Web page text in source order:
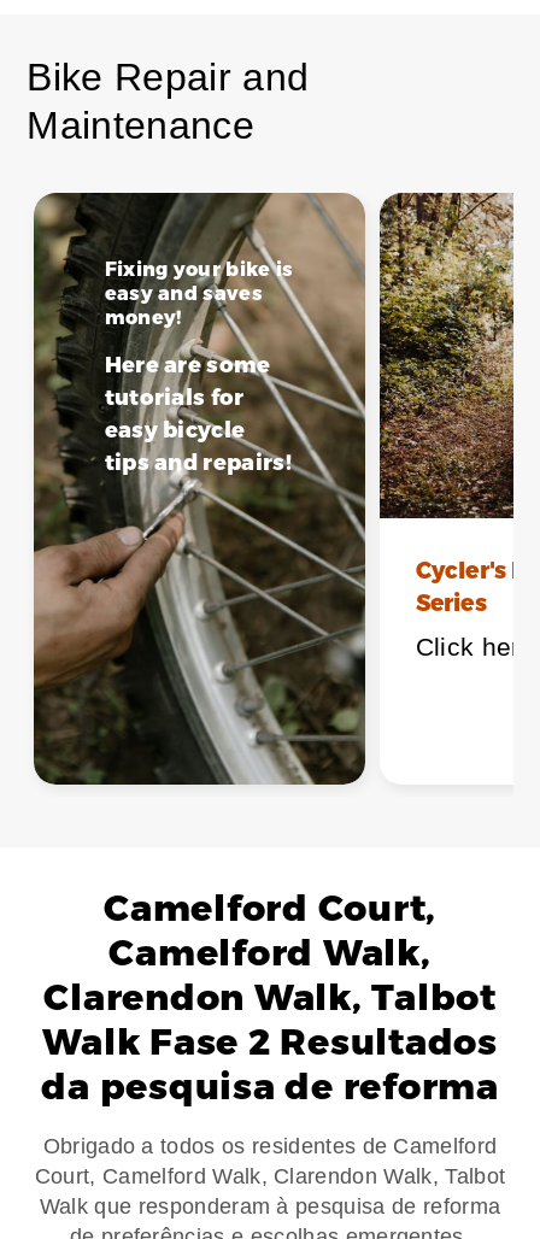
Bike Repair and
Maintenance
Fixing your bike is
easy and saves
money!
Here are some
tutorials for
easy bicycle
tips and repairs!
Cycler's
Series
Click here
Camelford Court,
Camelford Walk,
Clarendon Walk, Talbot
Walk Fase 2 Resultados
da pesquisa de reforma
Obrigado a todos os residentes de Camelford
Court, Camelford Walk, Clarendon Walk, Talbot
Walk que responderam à pesquisa de reforma